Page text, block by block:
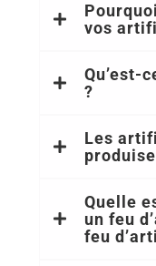
vos
Qu’est-
?
Les
Quelle
un feu
feu